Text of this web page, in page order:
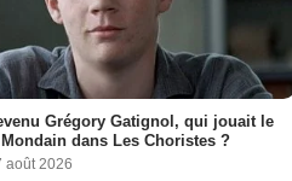
Grégory Gatignol, qui jouait le
dans Les Choristes ?
août 2026